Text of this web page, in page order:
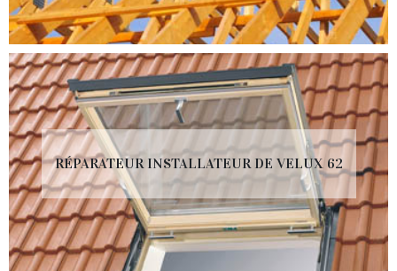
RÉPARATEUR INSTALLATEUR DE VELUX 62